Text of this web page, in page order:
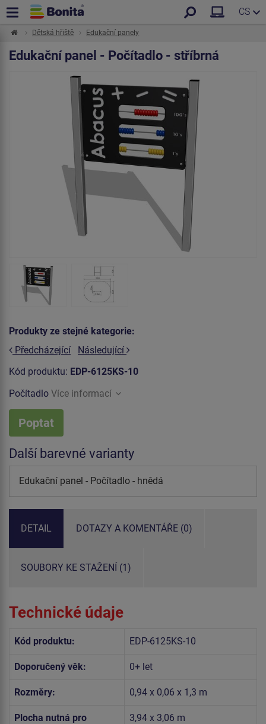
CS
Dětská hřiště Edukační panely
Edukační panel - Počítadlo - stříbrná
Produkty ze stejné kategorie:
Předcházející
Následující
Kód produktu: EDP-6125KS-10
Počítadlo Více informací
Poptat
Další barevné varianty
Edukační panel - Počítadlo - hnědá
DETAIL DOTAZY A KOMENTÁŘE (0)
SOUBORY KE STAŽENÍ (1)
Technické údaje
Kód produktu: EDP-6125KS-10
Doporučený věk: 0+ let
Rozměry: 0,94 x 0,06 x 1,3 m
Plocha nutná pro
3,94 x 3,06 m